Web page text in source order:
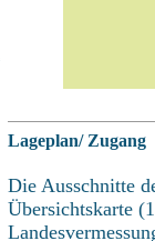
Lageplan/ Zugang
Die Ausschnitte
Übersichtskarte